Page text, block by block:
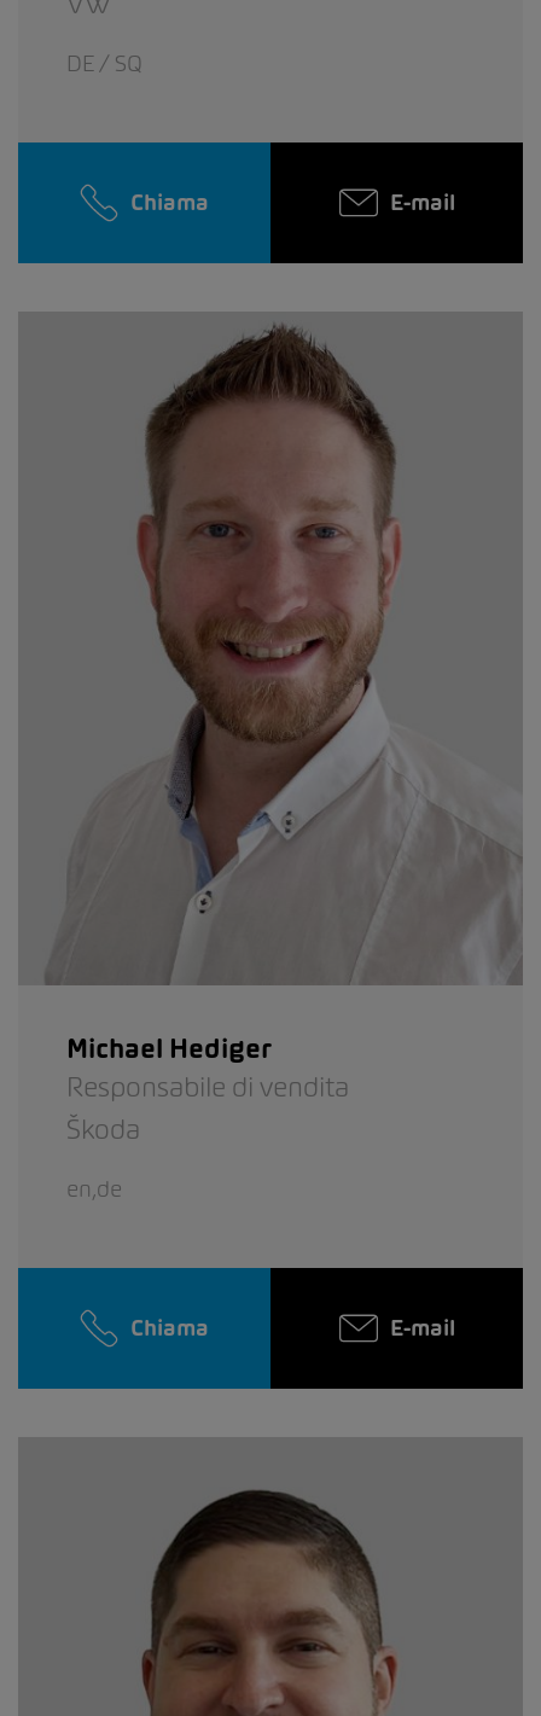
DE / SQ
Chiama E-mail
Michael Hediger
Responsabile di vendita
Škoda
en,de
Chiama E-mail